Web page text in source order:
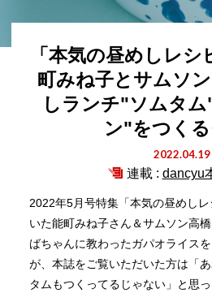
「本気の昼めしレ
町みね子とサムソ
しランチ"ソムタ
ン"をつく
2022.04.19
連載 : dancyu
2022年5月号特集「本気の昼めし
いた能町みね子さん＆サムソン高
ばちゃんに教わったガパオライス
が、本誌をご覧いただいた方は「
タムもつくってるじゃない」と思